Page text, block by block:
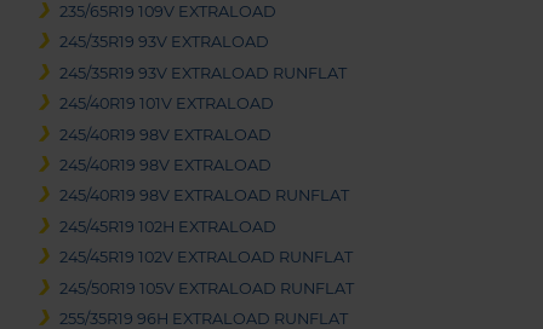
235/65R19 109V EXTRALOAD
245/35R19 93V EXTRALOAD
245/35R19 93V EXTRALOAD RUNFLAT
245/40R19 101V EXTRALOAD
245/40R19 98V EXTRALOAD
245/40R19 98V EXTRALOAD
245/40R19 98V EXTRALOAD RUNFLAT
245/45R19 102H EXTRALOAD
245/45R19 102V EXTRALOAD RUNFLAT
245/50R19 105V EXTRALOAD RUNFLAT
255/35R19 96H EXTRALOAD RUNFLAT